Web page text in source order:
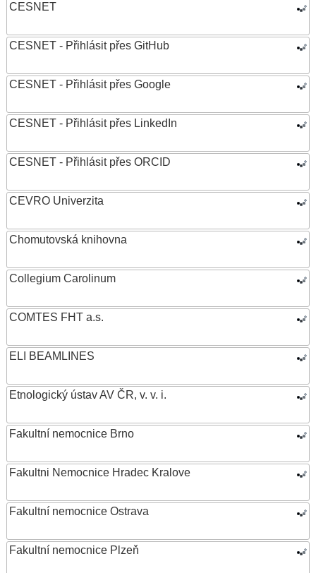
CESNET
CESNET - Přihlásit přes GitHub
CESNET - Přihlásit přes Google
CESNET - Přihlásit přes LinkedIn
CESNET - Přihlásit přes ORCID
CEVRO Univerzita
Chomutovská knihovna
Collegium Carolinum
COMTES FHT a.s.
ELI BEAMLINES
Etnologický ústav AV ČR, v. v. i.
Fakultní nemocnice Brno
Fakultni Nemocnice Hradec Kralove
Fakultní nemocnice Ostrava
Fakultní nemocnice Plzeň